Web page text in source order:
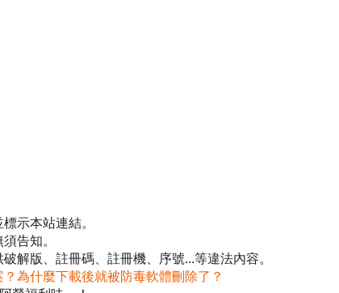
示本站連結。
告知。
解版、註冊碼、註冊機、序號...等違法內容。
為什麼下載後就被防毒軟體刪除了？